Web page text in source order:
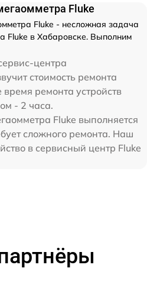
Fluke
Fluke - несложная задача
Fluke в Хабаровске. Выполним
центра
стоимость ремонта
ремонта устройств
- 2 часа.
Fluke выполняется
сложного ремонта. Наш
в сервисный центр Fluke